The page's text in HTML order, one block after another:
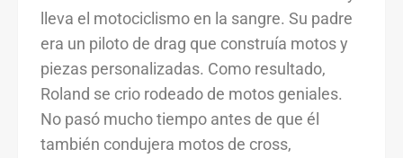
lleva el motociclismo en la sangre. Su padre
era un piloto de drag que construía motos y
piezas personalizadas. Como resultado,
Roland se crio rodeado de motos geniales.
No pasó mucho tiempo antes de que él
también condujera motos de cross,